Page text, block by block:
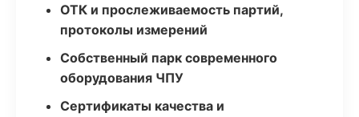
ОТК и прослеживаемость партий,
протоколы измерений
Собственный парк современного
оборудования ЧПУ
Сертификаты качества и